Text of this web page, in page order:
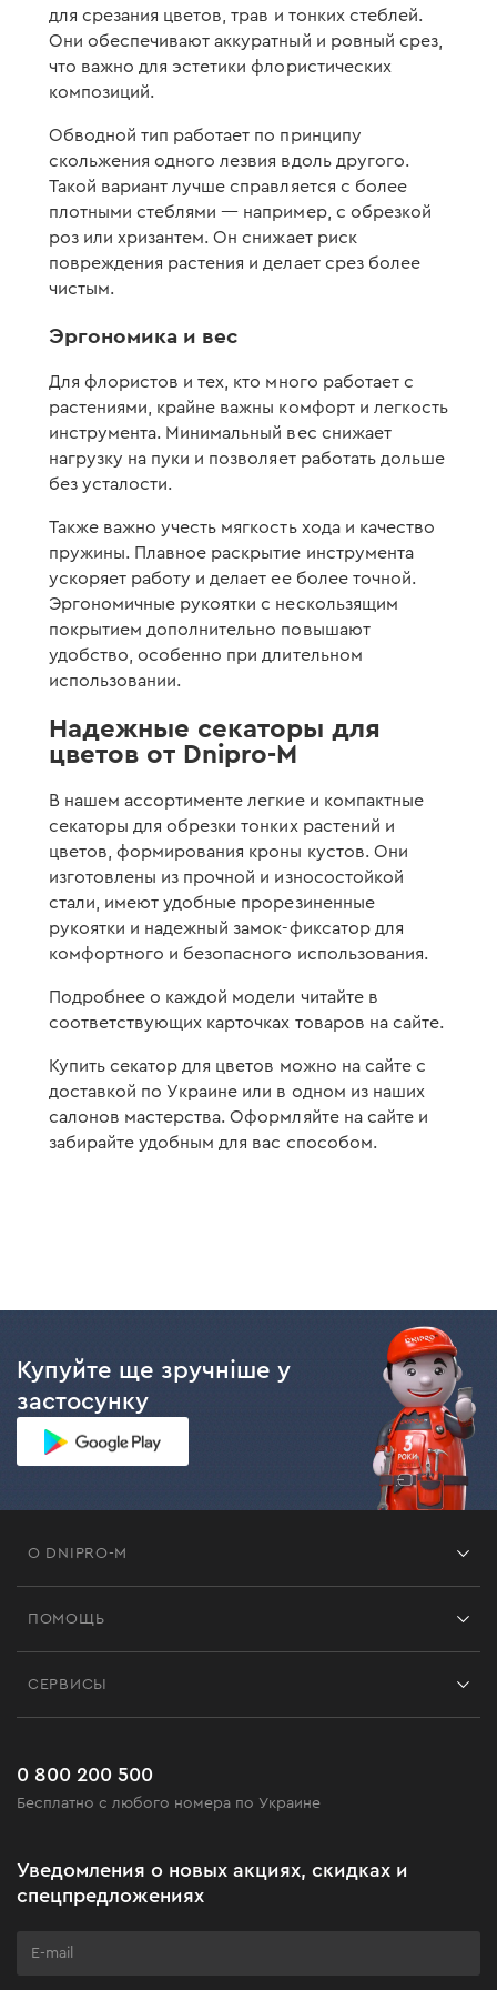
для срезания цветов, трав и тонких стеблей.
Они обеспечивают аккуратный и ровный срез,
что важно для эстетики флористических
композиций.
Обводной тип работает по принципу
скольжения одного лезвия вдоль другого.
Такой вариант лучше справляется с более
плотными стеблями — например, с обрезкой
роз или хризантем. Он снижает риск
повреждения растения и делает срез более
чистым.
Эргономика и вес
Для флористов и тех, кто много работает с
растениями, крайне важны комфорт и легкость
инструмента. Минимальный вес снижает
нагрузку на пуки и позволяет работать дольше
без усталости.
Также важно учесть мягкость хода и качество
пружины. Плавное раскрытие инструмента
ускоряет работу и делает ее более точной.
Эргономичные рукоятки с нескользящим
покрытием дополнительно повышают
удобство, особенно при длительном
использовании.
Надежные секаторы для
цветов от Dnipro-M
В нашем ассортименте легкие и компактные
секаторы для обрезки тонких растений и
цветов, формирования кроны кустов. Они
изготовлены из прочной и износостойкой
стали, имеют удобные прорезиненные
рукоятки и надежный замок-фиксатор для
комфортного и безопасного использования.
Подробнее о каждой модели читайте в
соответствующих карточках товаров на сайте.
Купить секатор для цветов можно на сайте с
доставкой по Украине или в одном из наших
салонов мастерства. Оформляйте на сайте и
забирайте удобным для вас способом.
Купуйте ще зручніше у
застосунку
О DNIPRO-M
Черная пятница
Клуб мастерства
ПОМОЩЬ
Часто задаваемые вопросы
СЕРВИСЫ
0 800 200 500
Бесплатно с любого номера по Украине
Уведомления о новых акциях, скидках и
спецпредложениях